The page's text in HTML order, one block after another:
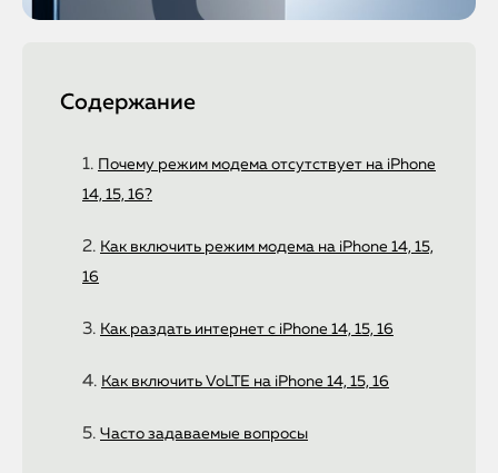
Содержание
Почему режим модема отсутствует на iPhone
14, 15, 16?
Как включить режим модема на iPhone 14, 15,
16
Как раздать интернет с iPhone 14, 15, 16
Как включить VoLTE на iPhone 14, 15, 16
Часто задаваемые вопросы